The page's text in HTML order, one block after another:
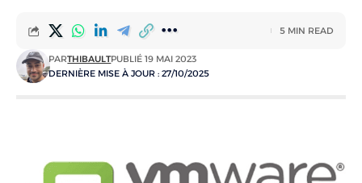
DERNIÈRE MISE À JOUR : 27/10/2025
PARTHIBAULTPUBLIÉ 19 MAI 2023
5 MIN READ